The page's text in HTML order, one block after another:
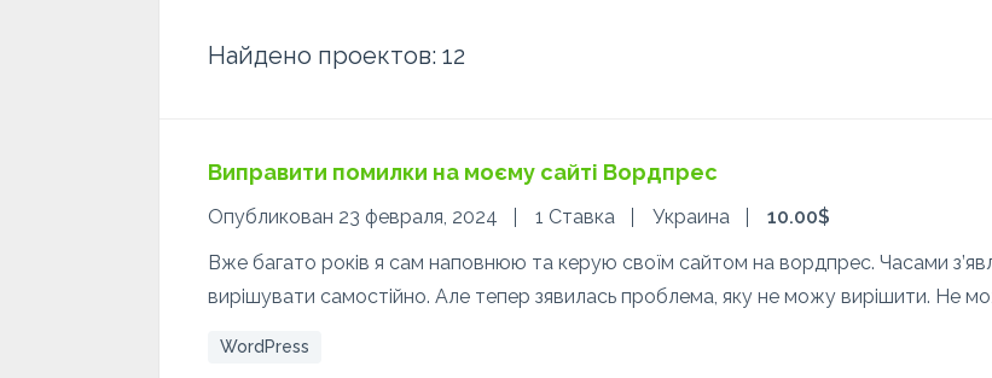
Найдено проектов: 12
Виправити помилки на моєму сайті Вордпрес
Опубликован 23 февраля, 2024 1 Ставка Украина
10.00$
Вже багато років я сам наповнюю та керую своїм сайтом на вордпрес. Часами
вирішувати самостійно. Але тепер зявилась проблема, яку не можу вирішити. Не
WordPress